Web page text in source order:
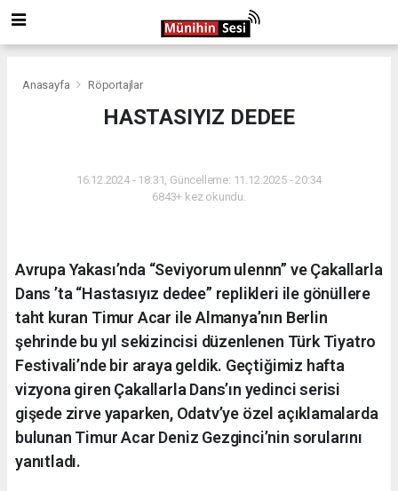
Anasayfa Röportajlar
HASTASIYIZ DEDEE
16.12.2024 - 18:31, Güncelleme: 11.12.2025 - 20:34
6843+ kez okundu.
Avrupa Yakası’nda “Seviyorum ulennn” ve Çakallarla
Dans ’ta “Hastasıyız dedee” replikleri ile gönüllere
taht kuran Timur Acar ile Almanya’nın Berlin
şehrinde bu yıl sekizincisi düzenlenen Türk Tiyatro
Festivali’nde bir araya geldik. Geçtiğimiz hafta
vizyona giren Çakallarla Dans’ın yedinci serisi
gişede zirve yaparken, Odatv’ye özel açıklamalarda
bulunan Timur Acar Deniz Gezginci’nin sorularını
yanıtladı.